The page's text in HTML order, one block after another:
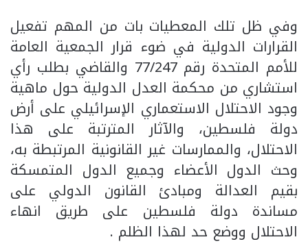
وفي ظل تلك المعطيات بات من المهم تفعيل
القرارات الدولية في ضوء قرار الجمعية العامة
للأمم المتحدة رقم 77/247 والقاضي بطلب رأي
استشاري من محكمة العدل الدولية حول ماهية
وجود الاحتلال الاستعماري الإسرائيلي على أرض
دولة فلسطين، والآثار المترتبة على هذا
الاحتلال، والممارسات غير القانونية المرتبطة به،
وحث الدول الأعضاء وجميع الدول المتمسكة
بقيم العدالة ومبادئ القانون الدولي على
مساندة دولة فلسطين على طريق انهاء
الاحتلال ووضع حد لهذا الظلم .